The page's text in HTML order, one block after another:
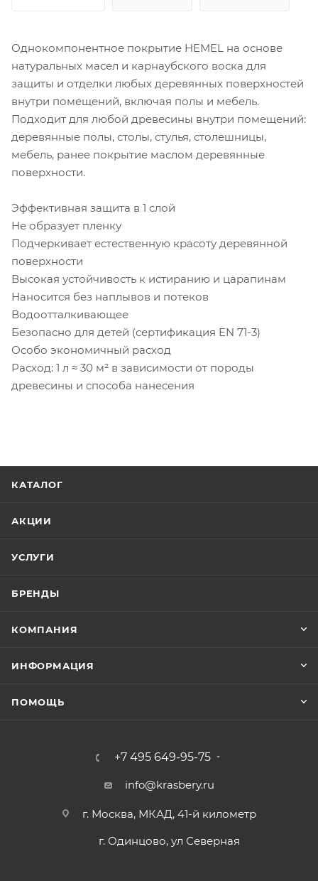
Однокомпонентное покрытие HEMEL на основе
натуральных масел и карнаубского воска для
защиты и отделки любых деревянных поверхностей
внутри помещений, включая полы и мебель.
Подходит для любой древесины внутри помещений:
деревянные полы, столы, стулья, столешницы,
мебель, ранее покрытие маслом деревянные
поверхности.
Эффективная защита в 1 слой
Не образует пленку
Подчеркивает естественную красоту деревянной
поверхности
Высокая устойчивость к истиранию и царапинам
Наносится без наплывов и потеков
Водоотталкивающее
Безопасно для детей (сертификация EN 71-3)
Особо экономичный расход
Расход: 1 л ≈ 30 м² в зависимости от породы
древесины и способа нанесения
КАТАЛОГ
АКЦИИ
УСЛУГИ
БРЕНДЫ
КОМПАНИЯ
ИНФОРМАЦИЯ
ПОМОЩЬ
+7 495 649-95-75
info@krasbery.ru
г. Москва, МКАД, 41-й километр
г. Одинцово, ул Северная